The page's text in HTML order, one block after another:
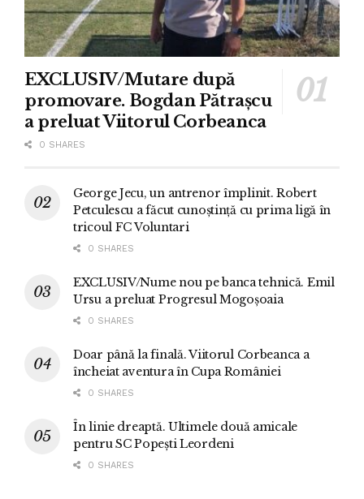
EXCLUSIV/Mutare după
promovare. Bogdan Pătrașcu
a preluat Viitorul Corbeanca
0 SHARES
George Jecu, un antrenor împlinit. Robert
Petculescu a făcut cunoștință cu prima ligă în
tricoul FC Voluntari
0 SHARES
EXCLUSIV/Nume nou pe banca tehnică. Emil
Ursu a preluat Progresul Mogoșoaia
0 SHARES
Doar până la finală. Viitorul Corbeanca a
încheiat aventura în Cupa României
0 SHARES
În linie dreaptă. Ultimele două amicale
pentru SC Popești Leordeni
0 SHARES